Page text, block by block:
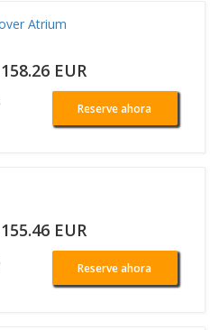
Atrium
EUR
Reserve ahora
EUR
Reserve ahora